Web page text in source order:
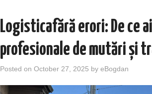
Logisticafără erori: De ce
profesionale de mutări și
Posted on October 27, 2025 by eBogdan